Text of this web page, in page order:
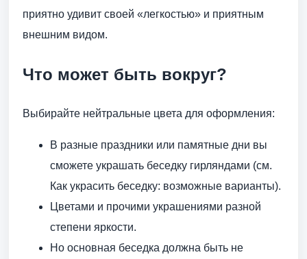
приятно удивит своей «легкостью» и приятным
внешним видом.
Что может быть вокруг?
Выбирайте нейтральные цвета для оформления:
В разные праздники или памятные дни вы
сможете украшать беседку гирляндами (см.
Как украсить беседку: возможные варианты).
Цветами и прочими украшениями разной
степени яркости.
Но основная беседка должна быть не